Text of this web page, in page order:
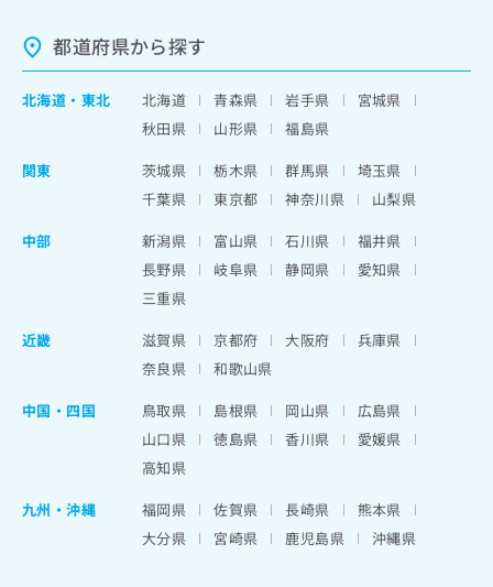
都道府県から探す
北海道 ・ 東北 北海道 青森県 岩手県
宮城県
秋田県
山形県
福島県
関東
茨城県 栃木県 群馬県
埼玉県
千葉県
東京都 神奈川県
山梨県
中部
新潟県 富山県 石川県
福井県
長野県
岐阜県 静岡県
愛知県
三重県
近畿
滋賀県 京都府 大阪府
兵庫県
奈良県
和歌山県
中国・四国
鳥取県 島根県 岡山県
広島県
山口県
徳島県 香川県
愛媛県
高知県
九州・沖縄
福岡県 佐賀県 長崎県
熊本県
大分県
宮崎県 鹿児島県 沖縄県